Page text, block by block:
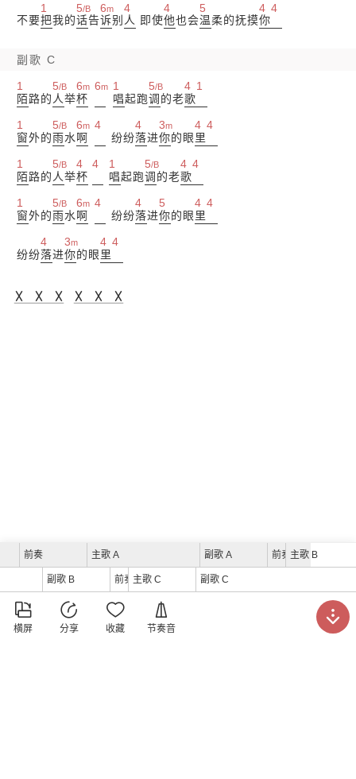
不要
1
把我的
5/B
话告
6m
诉别
4
人 即使
4
他也会
5
温柔的抚摸
4
你
4
副歌 C
1
陌路的
5/B
人举
6m
杯
6m 1
唱起跑
5/B
调 的老
4
歌
1
1
窗外的
5/B
雨水
6m
啊
4
纷纷
4
落进
3m
你的眼
4
里
4
1
陌路的
5/B
人举
4
杯
4
1
唱起跑
5/B
调 的老
4
歌
4
1
窗外的
5/B
雨水
6m
啊
4
纷纷
4
落进
5
你的眼
4
里
4
纷纷
4
落进
3m
你的眼
4
里
4
前奏 主歌 A 副歌 A 前奏主歌 B
副歌 B 前奏主歌 C 副歌 C

横屏

分享

收藏

节奏音
